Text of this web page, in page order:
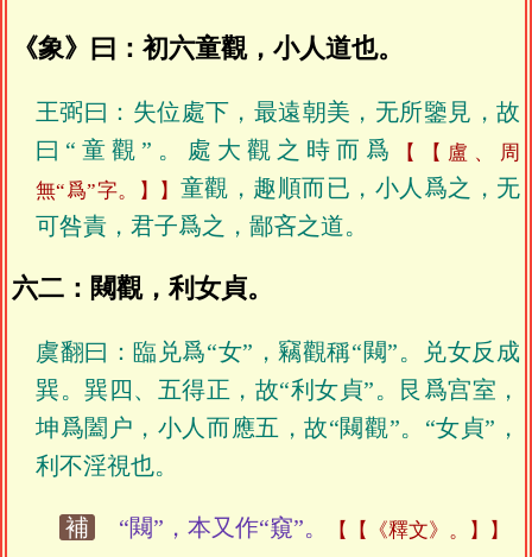
《象》曰：初六童觀，小人道也。
王弼曰：失位處下，最遠朝美，无所鑒見，故
曰“童觀”。處大觀之時而爲
【盧、周
無“爲”字。】
童觀，趣順而已，小人爲之，无
可咎責，君子爲之，鄙吝之道。
六二：闚觀，利女貞。
虞翻曰：臨兑爲“女”，竊觀稱“闚”。兑女反成
巽。巽四、五得正，故“利女貞”。艮爲宫室，
坤爲闔户，小人而應五，故“闚觀”。“女貞”，
利不淫視也。
補 “闚”，本又作“窺”。 【《釋文》。】